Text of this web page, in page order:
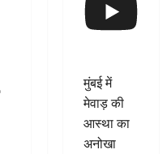
मुंबई में
मेवाड़ की
आस्था का
अनोखा